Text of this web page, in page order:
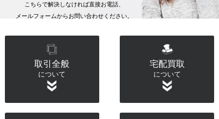
こちらで解決しなければ直接お電話、
メールフォームからお問い合わせください。
取引全般
について
宅配買取
について